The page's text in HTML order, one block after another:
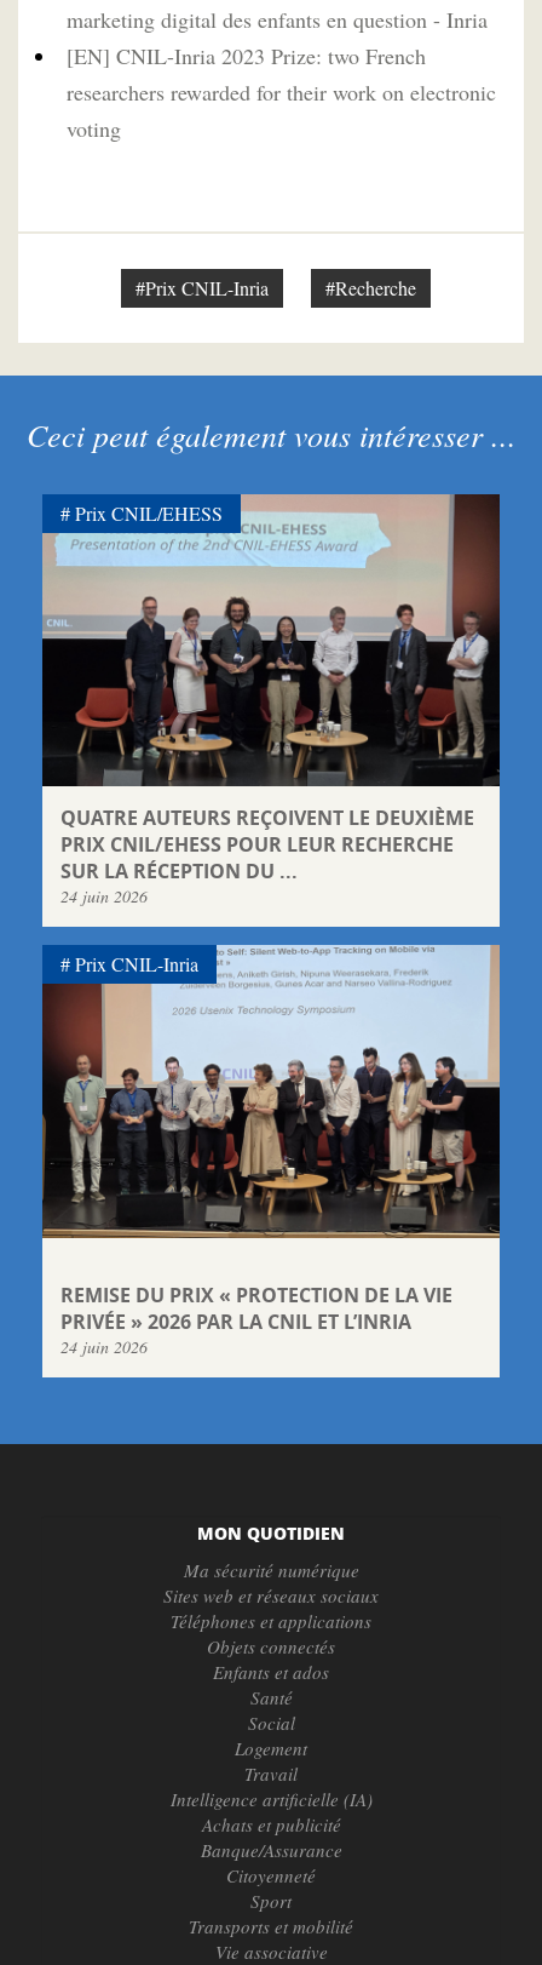
marketing digital des enfants en question - Inria
[EN] CNIL-Inria 2023 Prize: two French
researchers rewarded for their work on electronic
voting
#Prix CNIL-Inria #Recherche
Ceci peut également vous intéresser ...
QUATRE AUTEURS REÇOIVENT LE DEUXIÈME
PRIX CNIL/EHESS POUR LEUR RECHERCHE
SUR LA RÉCEPTION DU ...
24 juin 2026
Prix CNIL/EHESS
REMISE DU PRIX « PROTECTION DE LA VIE
PRIVÉE » 2026 PAR LA CNIL ET L’INRIA
24 juin 2026
Prix CNIL-Inria
MON QUOTIDIEN
Ma sécurité numérique
Sites web et réseaux sociaux
Téléphones et applications
Objets connectés
Enfants et ados
Santé
Social
Logement
Travail
Intelligence artificielle (IA)
Achats et publicité
Banque/Assurance
Citoyenneté
Sport
Transports et mobilité
Vie associative